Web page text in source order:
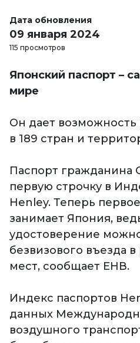
Дата обновления
09 января 2024
115 просмотров
Японский паспорт –
мире
Он дает возможность
в 189 стран и
Паспорт гражданина
первую строчку в
Henley. Теперь
занимает Япония,
удостоверение
безвизового въезда
мест, сообщает ЕНВ.
Индекс паспортов
данных
воздушного